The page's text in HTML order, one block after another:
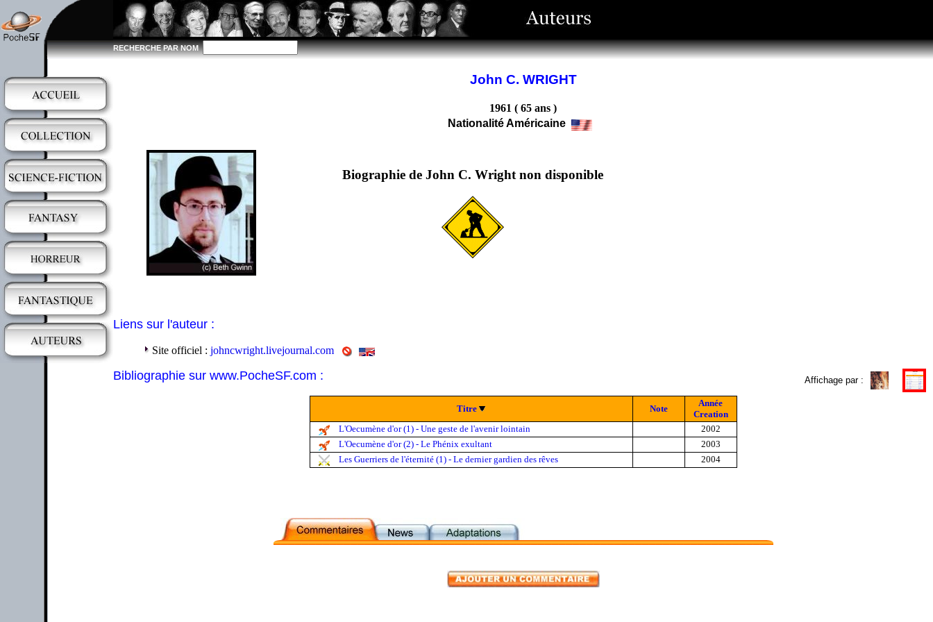
RECHERCHE PAR NOM
John C. WRIGHT
1961 ( 65 ans )
Nationalité Américaine
Biographie de John C. Wright non disponible
Liens sur l'auteur :
Site officiel : johncwright.livejournal.com
Bibliographie sur www.PocheSF.com : Affichage par :
Titre Note
Année
Creation
L'Oecumène d'or (1) - Une geste de l'avenir lointain
2002
L'Oecumène d'or (2) - Le Phénix exultant
2003
Les Guerriers de l'éternité (1) - Le dernier gardien des rêves
2004